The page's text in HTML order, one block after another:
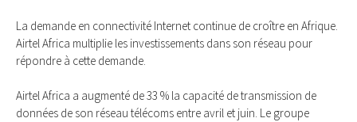
La demande en connectivité Internet continue de croître en Afrique.
Airtel Africa multiplie les investissements dans son réseau pour
répondre à cette demande.
Airtel Africa a augmenté de 33 % la capacité de transmission de
données de son réseau télécoms entre avril et juin. Le groupe